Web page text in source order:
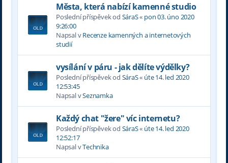
Města, která nabízí kamenné studio
Poslední příspěvek od SáraS« pon 03. úno 2020
9:26:00
Napsal vRecenze kamenných a internetových
studií
vysílání v páru - jak dělíte výdělky?
Poslední příspěvek od SáraS« úte 14. led 2020
12:53:45
Napsal vSeznamka
Každý chat "žere" víc internetu?
Poslední příspěvek od SáraS« úte 14. led 2020
12:52:17
Napsal vTechnika